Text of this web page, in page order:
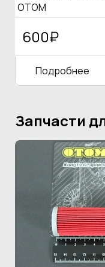
OTOM
600₽
Подробнее
Запчасти